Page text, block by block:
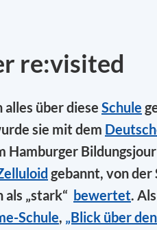
re:visited
über diese Schule
sie mit dem
Hamburger
gebannt, von
„stark“ bewertet.
Schule, „Blick über